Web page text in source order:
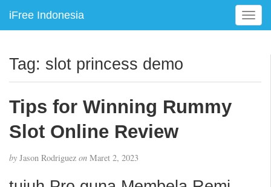
iFree Indonesia
T
o
e
Tag: slot princess demo
Tips for Winning Rummy
Slot Online Review
by Jason Rodriguez on Maret 2, 2023